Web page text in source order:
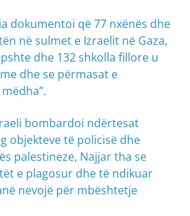
dokumentoi që 77 nxënës dhe
në sulmet e Izraelit në Gaza,
dhe 132 shkolla fillore u
dhe se përmasat e
bombardoi ndërtesat
objekteve të policisë dhe
palestineze, Najjar tha se
e plagosur dhe të ndikuar
nevojë për mbështetje